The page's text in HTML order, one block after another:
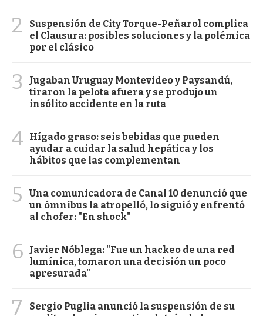
2
Suspensión de City Torque-Peñarol complica
el Clausura: posibles soluciones y la polémica
por el clásico
3
Jugaban Uruguay Montevideo y Paysandú,
tiraron la pelota afuera y se produjo un
insólito accidente en la ruta
4 Hígado graso: seis bebidas que pueden
ayudar a cuidar la salud hepática y los
hábitos que las complementan
5
Una comunicadora de Canal 10 denunció que
un ómnibus la atropelló, lo siguió y enfrentó
al chofer: "En shock"
6
Javier Nóblega: "Fue un hackeo de una red
lumínica, tomaron una decisión un poco
apresurada"
7
Sergio Puglia anunció la suspensión de su